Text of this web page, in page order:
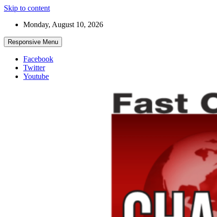
Skip to content
Monday, August 10, 2026
Responsive Menu
Facebook
Twitter
Youtube